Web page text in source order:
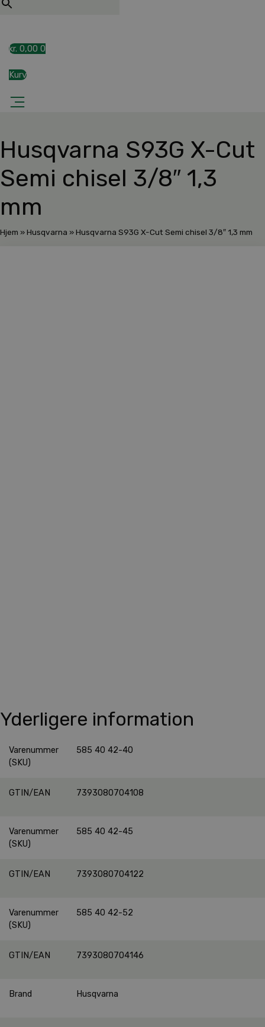
kr. 0,00 0
Kurv
Husqvarna S93G X-Cut
Semi chisel 3/8″ 1,3
mm
Hjem »Husqvarna »Husqvarna S93G X-Cut Semi chisel 3/8″ 1,3 mm
Yderligere information
Varenummer
(SKU)
585 40 42-40
GTIN/EAN 7393080704108
Varenummer
(SKU)
585 40 42-45
GTIN/EAN 7393080704122
Varenummer
(SKU)
585 40 42-52
GTIN/EAN 7393080704146
Brand Husqvarna